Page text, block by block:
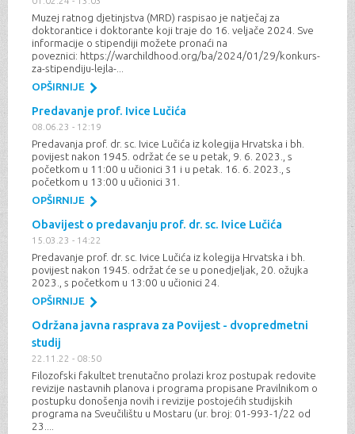
Muzej ratnog djetinjstva (MRD) raspisao je natječaj za
doktorantice i doktorante koji traje do 16. veljače 2024. Sve
informacije o stipendiji možete pronaći na
poveznici: https://warchildhood.org/ba/2024/01/29/konkurs-
za-stipendiju-lejla-...
OPŠIRNIJE
Predavanje prof. Ivice Lučića
08.06.23 - 12:19
Predavanja prof. dr. sc. Ivice Lučića iz kolegija Hrvatska i bh.
povijest nakon 1945. održat će se u petak, 9. 6. 2023., s
početkom u 11:00 u učionici 31 i u petak. 16. 6. 2023., s
početkom u 13:00 u učionici 31.
OPŠIRNIJE
Obavijest o predavanju prof. dr. sc. Ivice Lučića
15.03.23 - 14:22
Predavanje prof. dr. sc. Ivice Lučića iz kolegija Hrvatska i bh.
povijest nakon 1945. održat će se u ponedjeljak, 20. ožujka
2023., s početkom u 13:00 u učionici 24.
OPŠIRNIJE
Održana javna rasprava za Povijest - dvopredmetni
studij
22.11.22 - 08:50
Filozofski fakultet trenutačno prolazi kroz postupak redovite
revizije nastavnih planova i programa propisane Pravilnikom o
postupku donošenja novih i revizije postojećih studijskih
programa na Sveučilištu u Mostaru (ur. broj: 01-993-1/22 od
23....